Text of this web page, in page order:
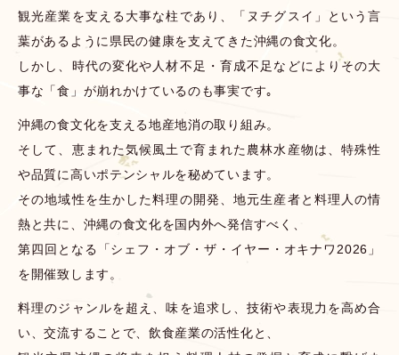
観光産業を支える大事な柱であり、「ヌチグスイ」という言
葉があるように県民の健康を支えてきた沖縄の食文化。
しかし、時代の変化や人材不足・育成不足などによりその大
事な「食」が崩れかけているのも事実です｡
沖縄の食文化を支える地産地消の取り組み。
そして、恵まれた気候風土で育まれた農林水産物は、特殊性
や品質に高いポテンシャルを秘めています。
その地域性を生かした料理の開発、地元生産者と料理人の情
熱と共に、沖縄の食文化を国内外へ発信すべく、
第四回となる「シェフ・オブ・ザ・イヤー・オキナワ2026」
を開催致します。
料理のジャンルを超え、味を追求し、技術や表現力を高め合
い、交流することで、飲食産業の活性化と、